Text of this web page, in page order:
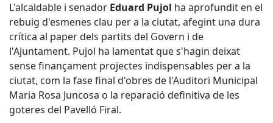
L'alcaldable i senador Eduard Pujol ha aprofundit en el
rebuig d'esmenes clau per a la ciutat, afegint una dura
crítica al paper dels partits del Govern i de
l'Ajuntament. Pujol ha lamentat que s'hagin deixat
sense finançament projectes indispensables per a la
ciutat, com la fase final d'obres de l'Auditori Municipal
Maria Rosa Juncosa o la reparació definitiva de les
goteres del Pavelló Firal.